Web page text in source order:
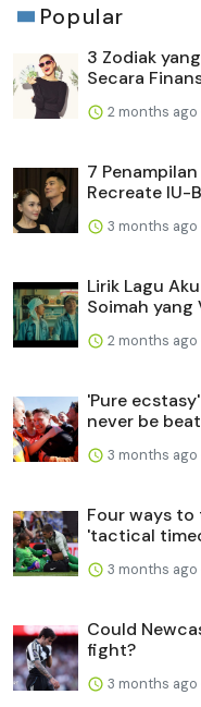
Popular
3 Zodiak
Secara
2 months ago
7
Recreate IU-
3 months ago
Lirik Lagu
Soimah yang
2 months ago
'Pure
never be
3 months ago
Four ways
'tactical
3 months ago
Could
fight?
3 months ago